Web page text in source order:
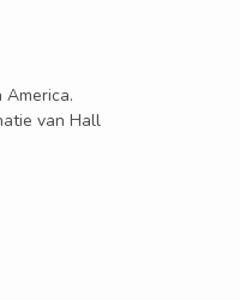
van Hall